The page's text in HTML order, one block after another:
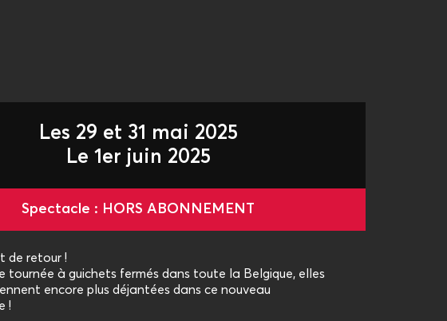
Les 29 et 31 mai 2025
Le 1er juin 2025
Spectacle : HORS ABONNEMENT
de retour !
tournée à guichets fermés dans toute la Belgique, elles
encore plus déjantées dans ce nouveau
!